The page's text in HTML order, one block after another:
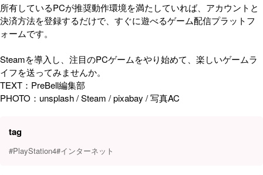
所有しているPCが推奨動作環境を満たしていれば、アカウントと
決済方法を登録するだけで、すぐに遊べるゲーム配信プラットフ
ォームです。
Steamを導入し、注目のPCゲームをやり始めて、楽しいゲームラ
イフを送ってみませんか。
TEXT：PreBell編集部
PHOTO：unsplash / Steam / pixabay / 写真AC
tag
#PlayStation4#インターネット